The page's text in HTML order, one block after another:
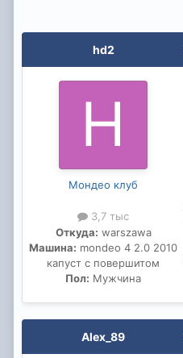
hd2
Мондео клуб
3,7 тыс
Откуда: warszawa
Машина: mondeo 4 2.0 2010
капуст с повершитом
Пол: Мужчина
Alex_89